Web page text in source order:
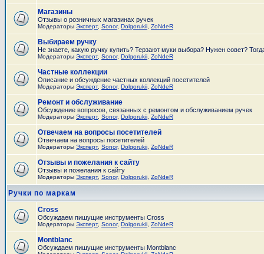
Магазины
Отзывы о розничных магазинах ручек
Модераторы Эксперт, Sonor, Dolgorukii ZoNdeR
Выбираем ручку
Не знаете, какую ручку купить? Терзают муки выбора? Нужен совет?
Модераторы Эксперт, Sonor, Dolgorukii ZoNdeR
Частные коллекции
Описание и обсуждение частных коллекций посетителей
Модераторы Эксперт, Sonor, Dolgorukii ZoNdeR
Ремонт и обслуживание
Обсуждение вопросов, связанных с ремонтом и обслуживанием ручек
Модераторы Эксперт, Sonor, Dolgorukii ZoNdeR
Отвечаем на вопросы посетителей
Отвечаем на вопросы посетителей
Модераторы Эксперт, Sonor, Dolgorukii ZoNdeR
Отзывы и пожелания к сайту
Отзывы и пожелания к сайту
Модераторы Эксперт, Sonor, Dolgorukii ZoNdeR
Ручки по маркам
Cross
Обсуждаем пишущие инструменты Cross
Модераторы Эксперт, Sonor, Dolgorukii ZoNdeR
Montblanc
Обсуждаем пишущие инструменты Montblanc